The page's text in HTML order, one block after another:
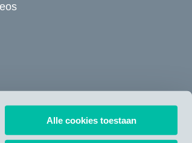
Alle cookies toestaan